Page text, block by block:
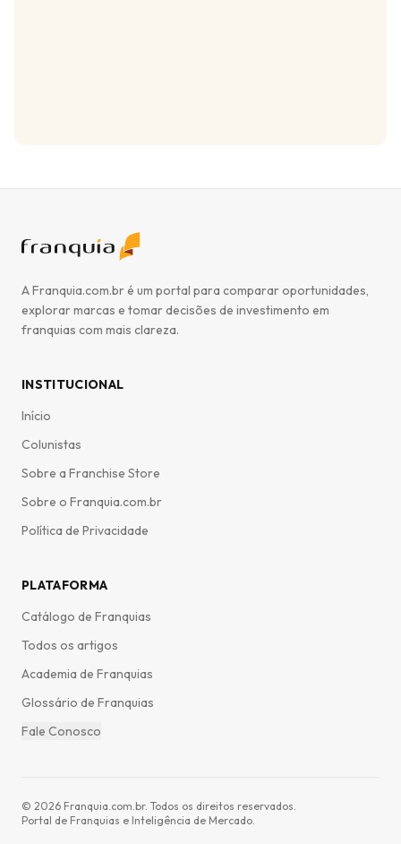
A Franquia.com.br é um portal para comparar oportunidades,
explorar marcas e tomar decisões de investimento em
franquias com mais clareza.
INSTITUCIONAL
Início
Colunistas
Sobre a Franchise Store
Sobre o Franquia.com.br
Política de Privacidade
PLATAFORMA
Catálogo de Franquias
Todos os artigos
Academia de Franquias
Glossário de Franquias
Fale Conosco
© 2026 Franquia.com.br. Todos os direitos reservados.
Portal de Franquias e Inteligência de Mercado.